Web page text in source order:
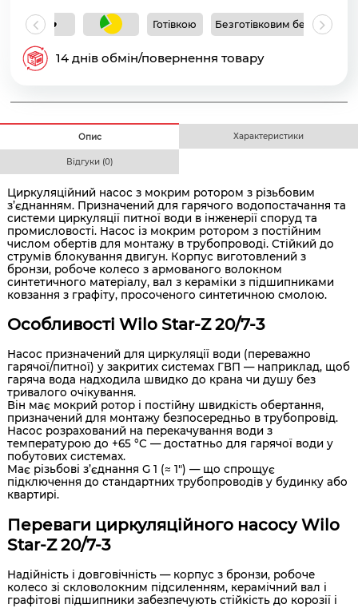
Готівкою Безготівковим без ПДВ
14 днів обмін/повернення товару
Опис Характеристики
Відгуки (0)
Циркуляційний насос з мокрим ротором з різьбовим
з’єднанням. Призначений для гарячого водопостачання та
системи циркуляції питної води в інженерії споруд та
промисловості. Насос із мокрим ротором з постійним
числом обертів для монтажу в трубопроводі. Стійкий до
струмів блокування двигун. Корпус виготовлений з
бронзи, робоче колесо з армованого волокном
синтетичного матеріалу, вал з кераміки з підшипниками
ковзання з графіту, просоченого синтетичною смолою.
Особливості Wilo Star-Z 20/7-3
Насос призначений для циркуляції води (переважно
гарячої/питної) у закритих системах ГВП — наприклад, щоб
гаряча вода надходила швидко до крана чи душу без
тривалого очікування.
Він має мокрий ротор і постійну швидкість обертання,
призначений для монтажу безпосередньо в трубопровід.
Насос розрахований на перекачування води з
температурою до +65 °C — достатньо для гарячої води у
побутових системах.
Має різьбові з’єднання G 1 (≈ 1") — що спрощує
підключення до стандартних трубопроводів у будинку або
квартирі.
Переваги циркуляційного насосу Wilo
Star-Z 20/7-3
Надійність і довговічність — корпус з бронзи, робоче
колесо зі скловолокним підсиленням, керамічний вал і
графітові підшипники забезпечують стійкість до корозії і